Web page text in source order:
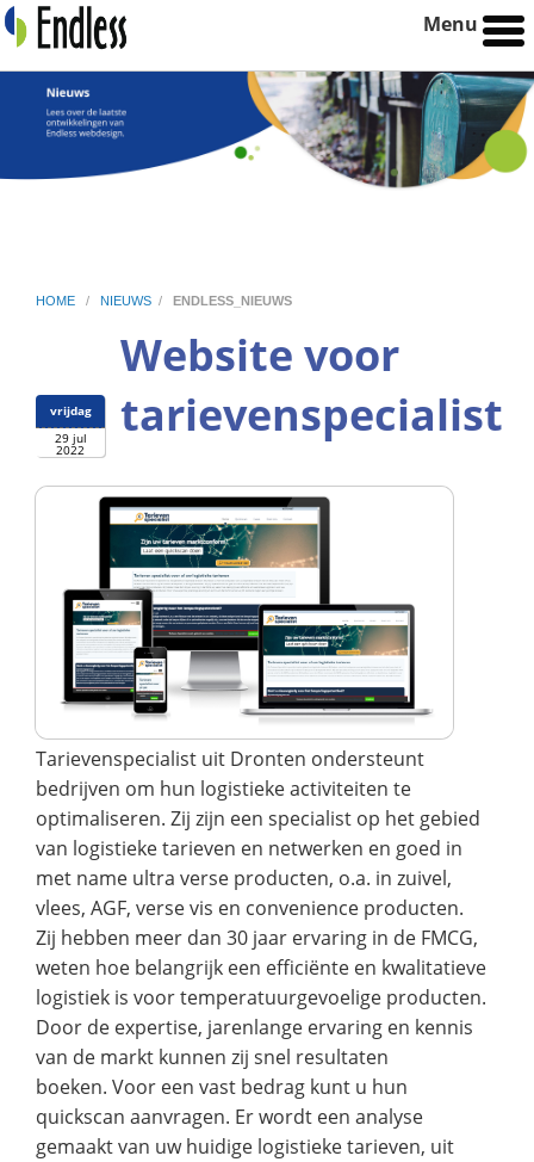
Menu
HOME / NIEUWS / ENDLESS_NIEUWS
Website voor
tarievenspecialist
vrijdag
29 jul
2022
Tarievenspecialist uit Dronten ondersteunt
bedrijven om hun logistieke activiteiten te
optimaliseren. Zij zijn een specialist op het gebied
van logistieke tarieven en netwerken en goed in
met name ultra verse producten, o.a. in zuivel,
vlees, AGF, verse vis en convenience producten.
Zij hebben meer dan 30 jaar ervaring in de FMCG,
weten hoe belangrijk een efficiënte en kwalitatieve
logistiek is voor temperatuurgevoelige producten.
Door de expertise, jarenlange ervaring en kennis
van de markt kunnen zij snel resultaten
boeken. Voor een vast bedrag kunt u hun
quickscan aanvragen. Er wordt een analyse
gemaakt van uw huidige logistieke tarieven, uit